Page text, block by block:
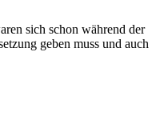
sich schon während der
geben muss und auch